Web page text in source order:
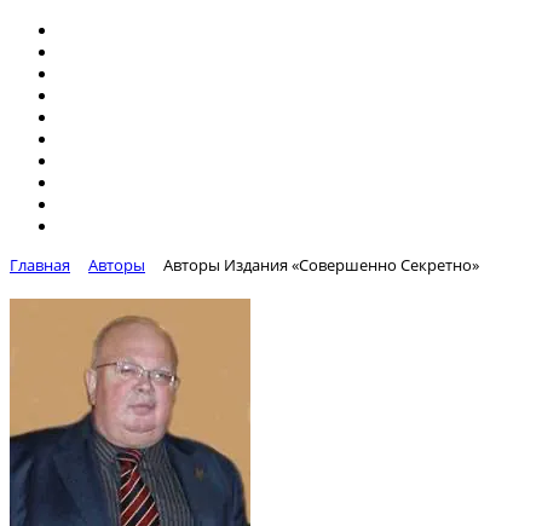
Главная Авторы Авторы Издания «Совершенно Секретно»